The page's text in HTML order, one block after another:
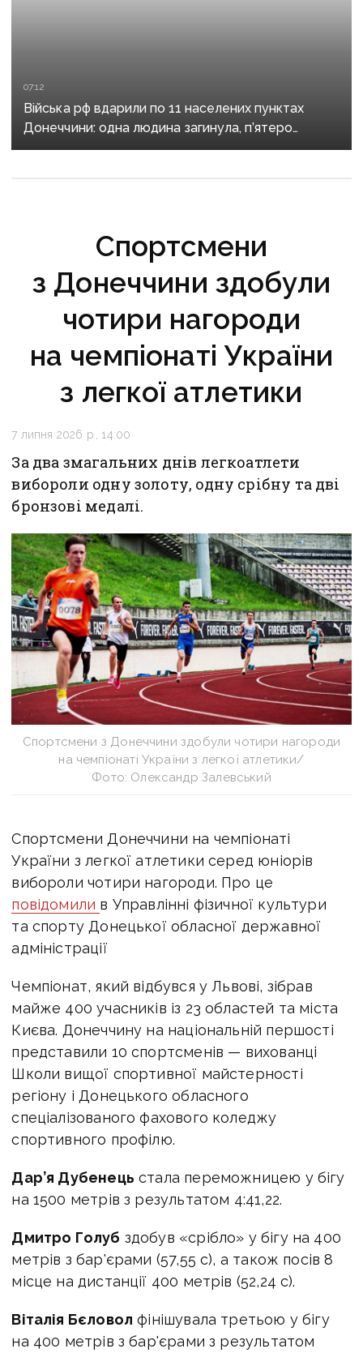
07:12
Війська рф вдарили по 11 населених пунктах
Донеччини: одна людина загинула, п’ятеро
поранені
Спортсмени
з Донеччини здобули
чотири нагороди
на чемпіонаті України
з легкої атлетики
7 липня 2026 р., 14:00
За два змагальних днів легкоатлети
вибороли одну золоту, одну срібну та дві
бронзові медалі.
Спортсмени з Донеччини здобули чотири нагороди
на чемпіонаті України з легкої атлетики/
Фото: Олександр Залевський
Спортсмени Донеччини на чемпіонаті
України з легкої атлетики серед юніорів
вибороли чотири нагороди. Про це
повідомили в Управлінні фізичної культури
та спорту Донецької обласної державної
адміністрації
Чемпіонат, який відбувся у Львові, зібрав
майже 400 учасників із 23 областей та міста
Києва. Донеччину на національній першості
представили 10 спортсменів — вихованці
Школи вищої спортивної майстерності
регіону і Донецького обласного
спеціалізованого фахового коледжу
спортивного профілю.
Дар’я Дубенець стала переможницею у бігу
на 1500 метрів з результатом 4:41,22.
Дмитро Голуб здобув «срібло» у бігу на 400
метрів з бар'єрами (57,55 с), а також посів 8
місце на дистанції 400 метрів (52,24 с).
Віталія Бєловол фінішувала третьою у бігу
на 400 метрів з бар'єрами з результатом